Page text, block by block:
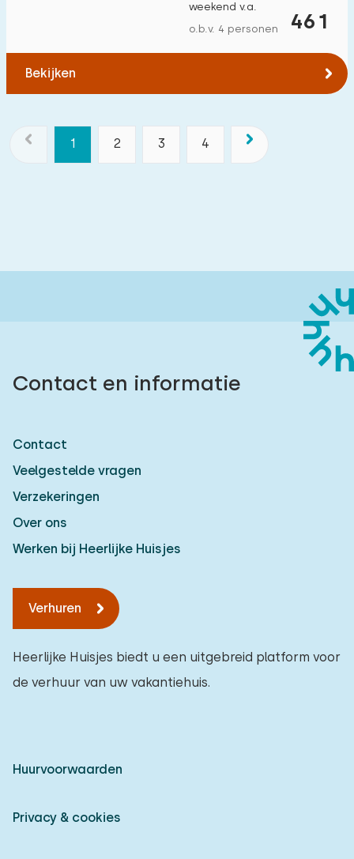
461
weekend v.a.
o.b.v. 4 personen
Bekijken
1 2 3 4
Contact en informatie
Contact
Veelgestelde vragen
Verzekeringen
Over ons
Werken bij Heerlijke Huisjes
Verhuren
Heerlijke Huisjes biedt u een uitgebreid platform voor
de verhuur van uw vakantiehuis.
Huurvoorwaarden
Privacy & cookies